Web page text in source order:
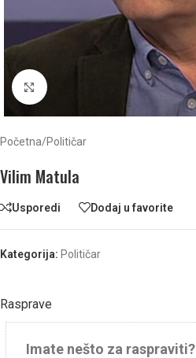
Click to enlarge
Početna/Političar
Vilim Matula
Usporedi Dodaj u favorite
Kategorija: Političar
Rasprave
Imate nešto za raspraviti?